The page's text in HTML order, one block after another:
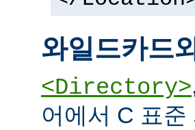
와일드카드
<Directory>
어에서 C 표